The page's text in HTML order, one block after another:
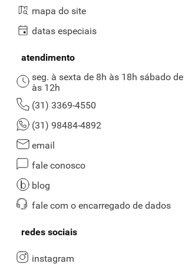
mapa do site
datas especiais
atendimento
seg. à sexta de 8h às 18h sábado de
às 12h
(31) 3369-4550
(31) 98484-4892
email
fale conosco
blog
fale com o encarregado de dados
redes sociais
instagram